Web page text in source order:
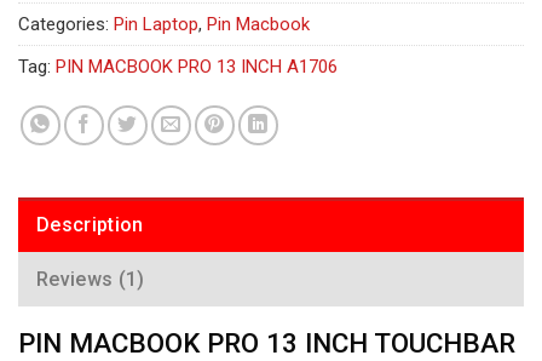
Categories: Pin Laptop, Pin Macbook
Tag: PIN MACBOOK PRO 13 INCH A1706
Description
Reviews (1)
PIN MACBOOK PRO 13 INCH TOUCHBAR